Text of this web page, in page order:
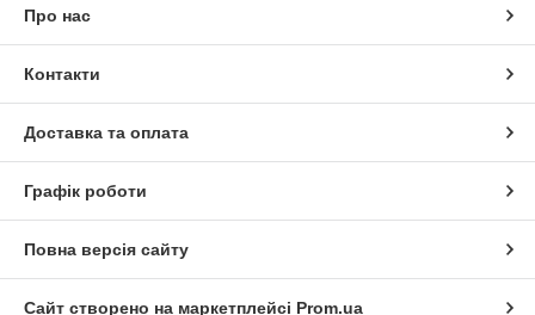
Про нас
Контакти
Доставка та оплата
Графік роботи
Повна версія сайту
Сайт створено на маркетплейсі Prom.ua